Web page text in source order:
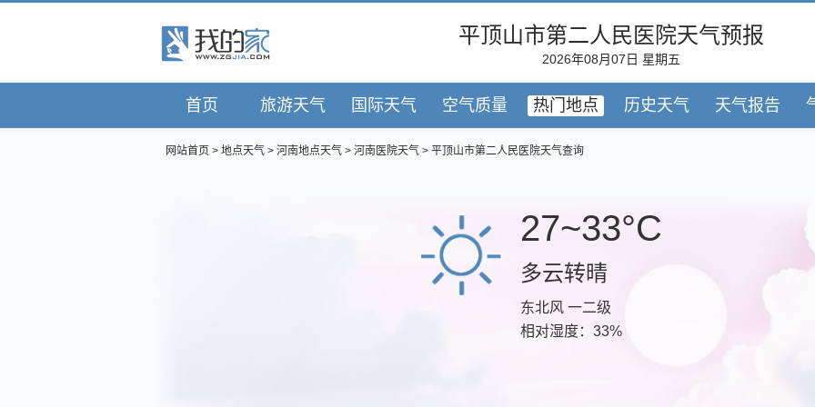
平顶山市第二人民医院天气预报
2026年08月07日 星期五
首页 旅游天气 国际天气 空气质量 热门地点 历史天气 天气报告
网站首页 > 地点天气 > 河南地点天气 > 河南医院天气 > 平顶山市第二人民医院天气查询
27~33°C
多云转晴
东北风 一二级
相对湿度：33%